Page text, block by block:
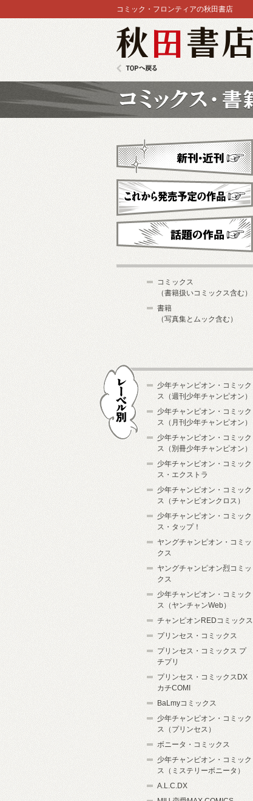
コミック・フロンティアの秋田書店
新刊・近刊
これから発売予定
コミックス
（書籍扱いコミックス含む）
書籍
（写真集とムック含む）
少年チャンピオン・コミック
ス（週刊少年チャンピオン）
少年チャンピオン・コミック
ス（月刊少年チャンピオン）
少年チャンピオン・コミック
ス（別冊少年チャンピオン）
少年チャンピオン・コミック
ス・エクストラ
少年チャンピオン・コミック
ス（チャンピオンクロス）
少年チャンピオン・コミック
ス・タップ！
ヤングチャンピオン・コミッ
クス
ヤングチャンピオン烈コミッ
クス
少年チャンピオン・コミック
ス（ヤンチャンWeb）
チャンピオンREDコミックス
プリンセス・コミックス
プリンセス・コミックス プ
チプリ
プリンセス・コミックスDX
カチCOMI
BaLmyコミックス
少年チャンピオン・コミック
ス（プリンセス）
ボニータ・コミックス
少年チャンピオン・コミック
ス（ミステリーボニータ）
A.L.C.DX